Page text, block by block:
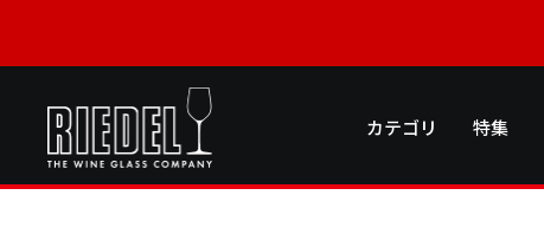
カテゴリ 特集